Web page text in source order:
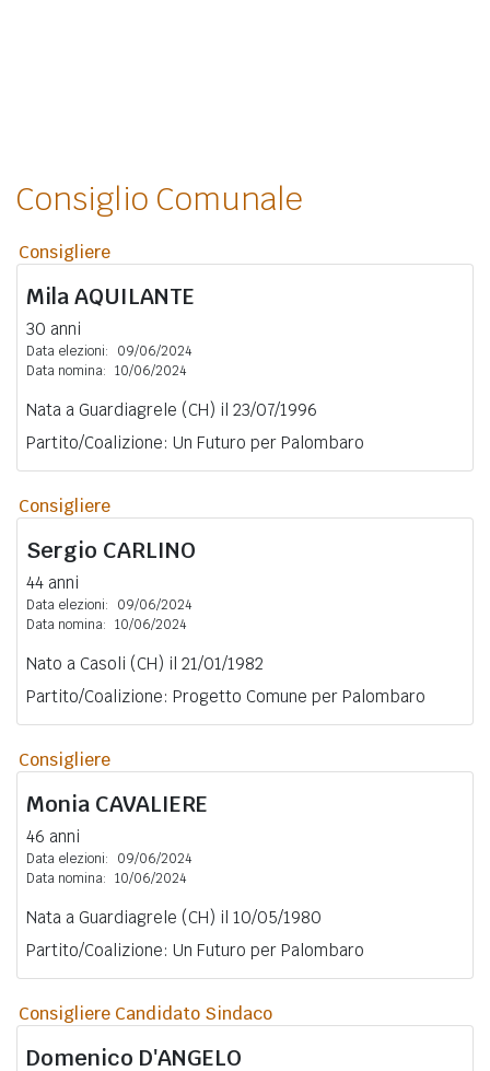
Consiglio Comunale
Consigliere
MilaAQUILANTE
30 anni
Data elezioni:
09/06/2024
Data nomina: 10/06/2024
Nata a Guardiagrele (CH) il 23/07/1996
Partito/Coalizione: Un Futuro per Palombaro
Consigliere
Sergio CARLINO
44 anni
Data elezioni:
09/06/2024
Data nomina: 10/06/2024
Nato a Casoli (CH) il 21/01/1982
Partito/Coalizione: Progetto Comune per Palombaro
Consigliere
Monia CAVALIERE
46 anni
Data elezioni:
09/06/2024
Data nomina: 10/06/2024
Nata a Guardiagrele (CH) il 10/05/1980
Partito/Coalizione: Un Futuro per Palombaro
Consigliere Candidato Sindaco
Domenico D'ANGELO